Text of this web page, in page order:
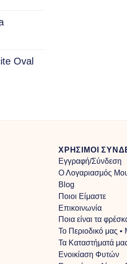
Oval
ΧΡΗΣΙΜΟΙ
Εγγραφή/Σύνδεση
Ο Λογαριασμός
Blog
Ποιοι Είμαστε
Επικοινωνία
Ποια είναι τα
Το Περιοδικό μας
Τα Kαταστήματά
Ενοικίαση Φυτών